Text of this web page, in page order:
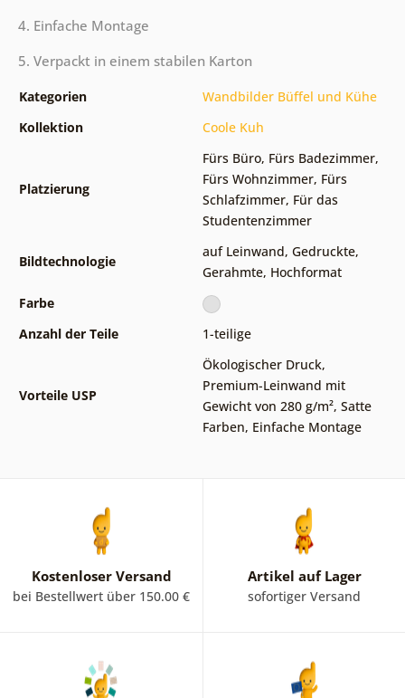
4. Einfache Montage
5. Verpackt in einem stabilen Karton
Kategorien
Wandbilder Büffel und Kühe
Kollektion
Coole Kuh
Platzierung
Fürs Büro, Fürs Badezimmer,
Fürs Wohnzimmer, Fürs
Schlafzimmer, Für das
Studentenzimmer
Bildtechnologie
auf Leinwand, Gedruckte,
Gerahmte, Hochformat
Farbe
Anzahl der Teile
1-teilige
Vorteile USP
Ökologischer Druck,
Premium-Leinwand mit
Gewicht von 280 g/m², Satte
Farben, Einfache Montage
Kostenloser Versand
bei Bestellwert über 150.00 €
Artikel auf Lager
sofortiger Versand